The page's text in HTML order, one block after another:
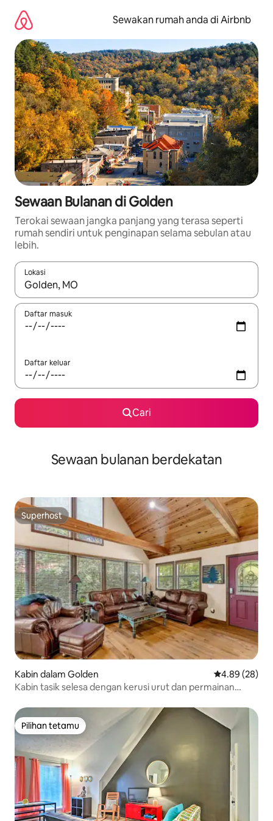
kandungan
Sewakan rumah anda di Airbnb
Sewaan Bulanan di Golden
Terokai sewaan jangka panjang yang terasa seperti
rumah sendiri untuk penginapan selama sebulan atau
lebih.
Lokasi
Apabila hasil tersedia, navigasi dengan kekunci anak panah
Daftar masuk
Daftar keluar
Cari
Sewaan bulanan berdekatan
Superhost
Superhost
Kabin dalam Golden Penarafan
4.89 (28)
Kabin tasik selesa dengan kerusi urut dan permainan
Pilihan tetamu
Pilihan tetamu